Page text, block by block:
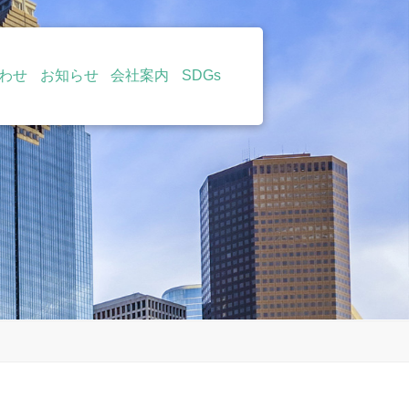
せ お知らせ 会社案内 SDGs